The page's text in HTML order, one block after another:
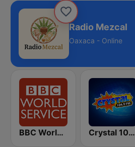
Radio Mezcal
Oaxaca - Online
BBC World Service Crystal 104.9 FM